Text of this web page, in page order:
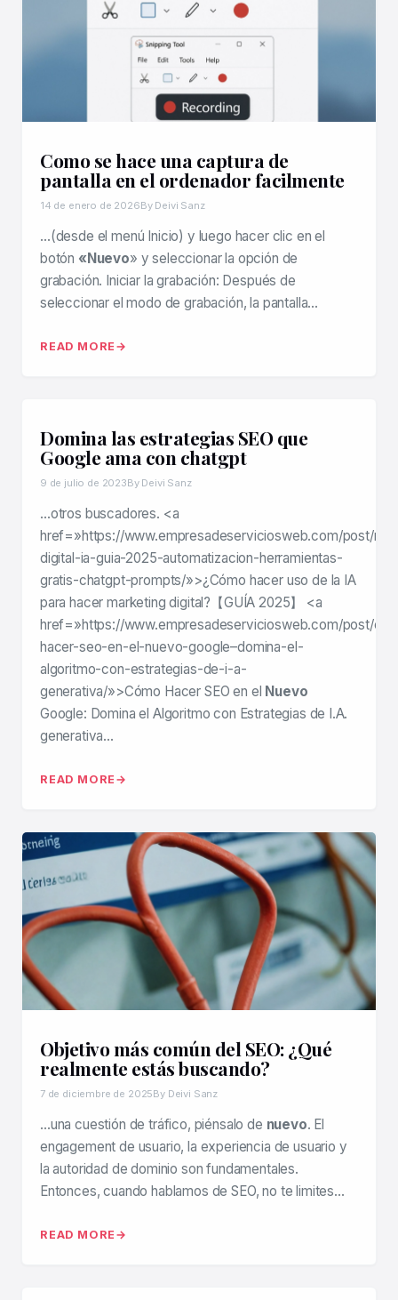
Como se hace una captura de
pantalla en el ordenador facilmente
14 de enero de 2026By Deivi Sanz
…(desde el menú Inicio) y luego hacer clic en el
botón «Nuevo» y seleccionar la opción de
grabación. Iniciar la grabación: Después de
seleccionar el modo de grabación, la pantalla…
READ MORE
Domina las estrategias SEO que
Google ama con chatgpt
9 de julio de 2023By Deivi Sanz
…otros buscadores. <a
href=»https://www.empresadeserviciosweb.com/post/
digital-ia-guia-2025-automatizacion-herramientas-
gratis-chatgpt-prompts/»>¿Cómo hacer uso de la IA
para hacer marketing digital?【GUÍA 2025】 <a
href=»https://www.empresadeserviciosweb.com/post/
hacer-seo-en-el-nuevo-google–domina-el-
algoritmo-con-estrategias-de-i-a-
generativa/»>Cómo Hacer SEO en el Nuevo
Google: Domina el Algoritmo con Estrategias de I.A.
generativa…
READ MORE
Objetivo más común del SEO: ¿Qué
realmente estás buscando?
7 de diciembre de 2025By Deivi Sanz
…una cuestión de tráfico, piénsalo de nuevo. El
engagement de usuario, la experiencia de usuario y
la autoridad de dominio son fundamentales.
Entonces, cuando hablamos de SEO, no te limites…
READ MORE